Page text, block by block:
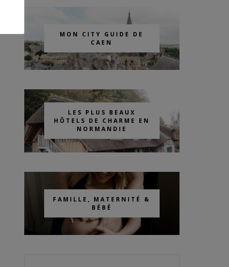
MON CITY GUIDE DE
CAEN
LES PLUS BEAUX
HÔTELS DE CHARME EN
NORMANDIE
FAMILLE, MATERNITÉ &
BÉBÉ